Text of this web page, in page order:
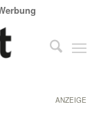
ANZEIGE